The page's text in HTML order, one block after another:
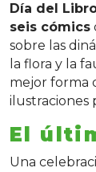
Día del
seis cómics
sobre las
la flora y la
mejor forma
ilustraciones
El
Una